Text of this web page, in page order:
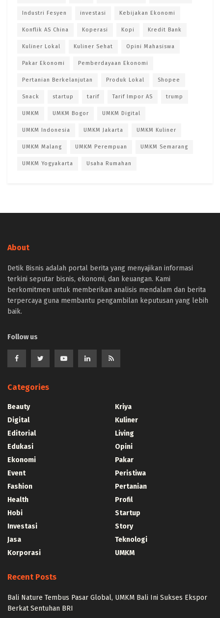
Industri Fesyen investasi Kebijakan Ekonomi
Konflik AS China Koperasi Kopi Kredit Bank
Kuliner Lokal Kuliner Sehat Opini Mahasiswa
Pakar Ekonomi Pemberdayaan Ekonomi
Pertanian Berkelanjutan Produk Lokal Shopee
Snack startup tarif Tarif Impor AS trump
UMKM UMKM Bogor UMKM Digital
UMKM Indonesia UMKM Jakarta UMKM Kuliner
UMKM Malang UMKM Perempuan UMKM Semarang
UMKM Yogyakarta Usaha Rumahan
About
Detik Bisnis adalah portal berita yang menyajikan informasi
terkini seputar bisnis, ekonomi, dan keuangan. Kami
berkomitmen untuk memberikan analisis mendalam dan berita
terpercaya guna membantu pengambilan keputusan yang lebih
baik.
Follow us
Categories
Beauty
Digital
Editorial
Edukasi
Ekonomi
Event
Fashion
Health
Hobi
Investasi
Jasa
Korporasi
Kriya
Kuliner
Living
Opini
Pakar
Peristiwa
Pertanian
Profil
Startup
Story
Teknologi
UMKM
Recent Posts
Bali Nature Tembus Pasar Global, UMKM Bali Ini Sukses Ekspor
Berkat Sentuhan BRI